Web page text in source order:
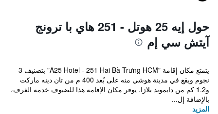
حول إيه 25 هوتل - 251 هاي با ترونج
آيتش سي إم
يتمتع مكان إقامة "A25 Hotel - 251 Hai Bà Trưng HCM" بتصنيف 3
نجوم ويقع في مدينة هوشي منه على بُعد 400 م من تان دينه ماركت
و1.2 كم من دايموند بلازا. يوفر مكان الإقامة هذا للضيوف خدمة الغرف،
بالإضافة إل...
المزيد